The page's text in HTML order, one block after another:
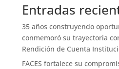
Entradas
35 años construyendo
conmemoró su trayectoria
Rendición de Cuenta
FACES fortalece su